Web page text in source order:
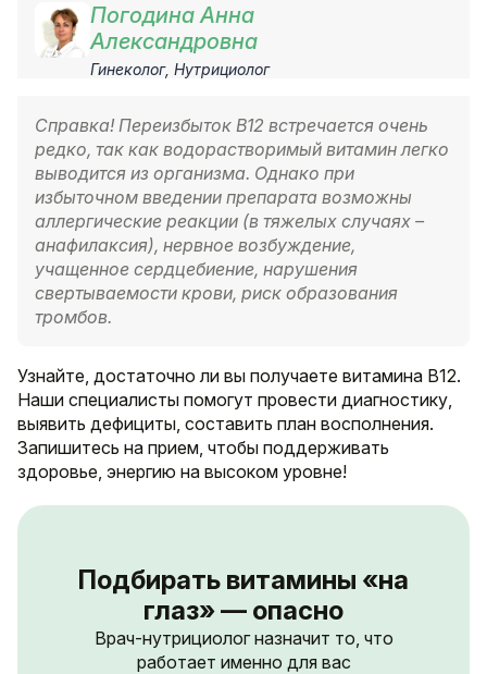
Погодина Анна
Александровна
Гинеколог, Нутрициолог
Справка! Переизбыток B12 встречается очень
редко, так как водорастворимый витамин легко
выводится из организма. Однако при
избыточном введении препарата возможны
аллергические реакции (в тяжелых случаях –
анафилаксия), нервное возбуждение,
учащенное сердцебиение, нарушения
свертываемости крови, риск образования
тромбов.
Узнайте, достаточно ли вы получаете витамина B12.
Наши специалисты помогут провести диагностику,
выявить дефициты, составить план восполнения.
Запишитесь на прием, чтобы поддерживать
здоровье, энергию на высоком уровне!
Подбирать витамины «на
глаз» — опасно
Врач-нутрициолог назначит то, что
работает именно для вас